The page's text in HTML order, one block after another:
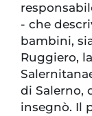
- che
bambini,
Ruggiero,
di Salerno,
insegnò. Il